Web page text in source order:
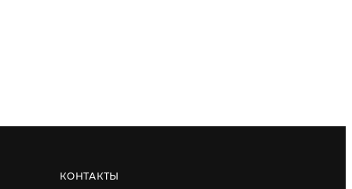
КОНТАКТЫ